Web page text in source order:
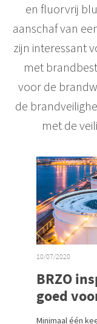
en fluorvrij
aanschaf van
zijn interessant
met
voor de
de
met de
10/07/2020
BRZO
goed
Minimaal één